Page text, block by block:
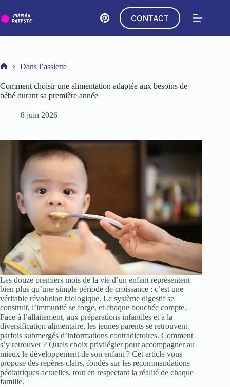
au
contenu
CONTACT
Dans l’assiette
Comment choisir une alimentation adaptée aux besoins de
bébé durant sa première année
8 juin 2026
Les douze premiers mois de la vie d’un enfant représentent
bien plus qu’une simple période de croissance : c’est une
véritable révolution biologique. Le système digestif se
construit, l’immunité se forge, et chaque bouchée compte.
Face à l’allaitement, aux préparations infantiles et à la
diversification alimentaire, les jeunes parents se retrouvent
parfois submergés d’informations contradictoires. Comment
s’y retrouver ? Quels choix privilégier pour accompagner au
mieux le développement de son enfant ? Cet article vous
propose des repères clairs, fondés sur les recommandations
pédiatriques actuelles, tout en respectant la réalité de chaque
famille.